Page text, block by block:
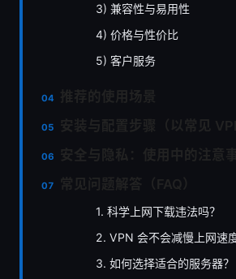
3) 兼容性与易用性
4) 价格与性价比
5) 客户服务
1. 科学上网下载违法吗？
2. VPN 会不会减慢上网速
3. 如何选择适合的服务器？